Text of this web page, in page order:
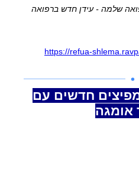
שלמה - עידן חדש ברפואה
https://refua-
חדשים עם
אומגה